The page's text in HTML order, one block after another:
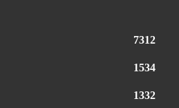
7312
1534
1332